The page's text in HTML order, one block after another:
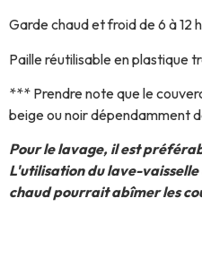
Garde chaud et froid de 6 à 12
Paille réutilisable en plastique
*** Prendre note que le
beige ou noir dépendamment
Pour le lavage, il est
L'utilisation du lave-
chaud pourrait abîmer les